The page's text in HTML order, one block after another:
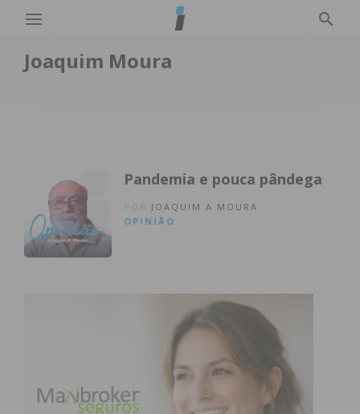
Joaquim Moura
Pandemia e pouca pândega
JOAQUIM A MOURA
OPINIÃO